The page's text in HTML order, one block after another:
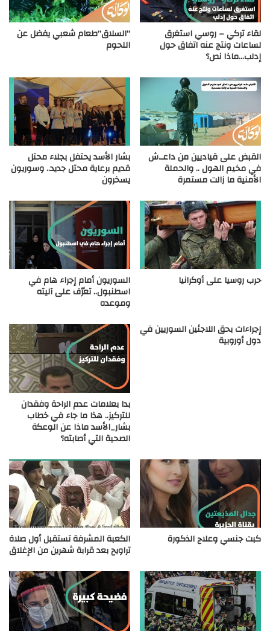
لقاء تركي – روسي استغرق
لساعات ونتج عنه اتفاق حول
إدلب…ماذا نص؟
“السلاق”طعام شعبي يفضل عن
اللحوم
القبض على قياديين من داعـ.ش
في مخيم الهول .. والحملة
الأمنية ما زالت مستمرة
بشار الأسد يحتفل بجلاء محتل
قديم برعاية محتل جديد.. وسوريون
يسخرون
حرب روسيا على أوكرانيا السوريون أمام إجراء هام في
اسطنبول.. تعرّف على آليته
وموعده
إجراءات بحق اللاجئين السوريين في
دول أوروبية
بدا بعلامات عدم الراحة وفقدان
للتركيز.. هذا ما جاء في خطاب
بشار_الأسد ماذا عن الوعكة
الصحية التي أصابته؟
كبت جنسي وعلاج الذكورة الكعبة المشرفة تستقبل أول صلاة
تراويح بعد قرابة شهرين من الإغلاق